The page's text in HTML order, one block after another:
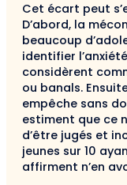
Cet écart peut
D’abord, la
beaucoup
identifier
considèrent
ou banals.
empêche sans
estiment que ce
d’être jugés et
jeunes sur 10
affirment n’en